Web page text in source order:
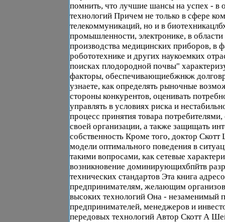
помнить, что лучшие шансы на успех - в
технологий Причем не только в сфере
телекоммуникаций, но и в
промышленности, электронике, в
производства медицинских приборов, в
робототехнике и других наукоемких
поисках плодородной почвы"
факторы, обеспечивающиебжнкж
узнаете, как определять рыночные
стороны конкурентов, оценивать
управлять в условиях риска и
процесс принятия товара потребителями,
своей организации, а также защищать
собственность Кроме того, доктор Скотт
модели оптимального поведения в
такими вопросами, как сетевые
возникновение доминирующихбпйтв
технических стандартов Эта книга
предпринимателям, желающим
высоких технологий Она - незаменимый
предпринимателей, менеджеров и
передовых технологий Автор Скотт А